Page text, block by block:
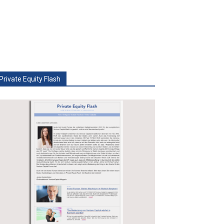
Equity Flash